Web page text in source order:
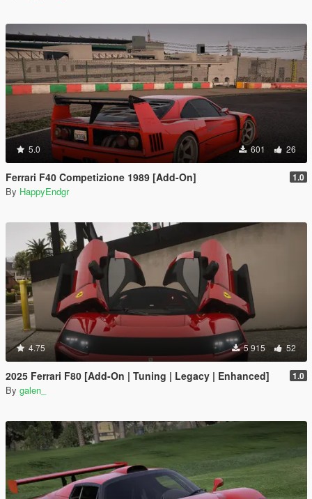
5.0 601 26
Ferrari F40 Competizione 1989 [Add-On] 1.0
By HappyEndgr
4.75 5 915 52
2025 Ferrari F80 [Add-On | Tuning | Legacy | Enhanced] 1.0
By galen_